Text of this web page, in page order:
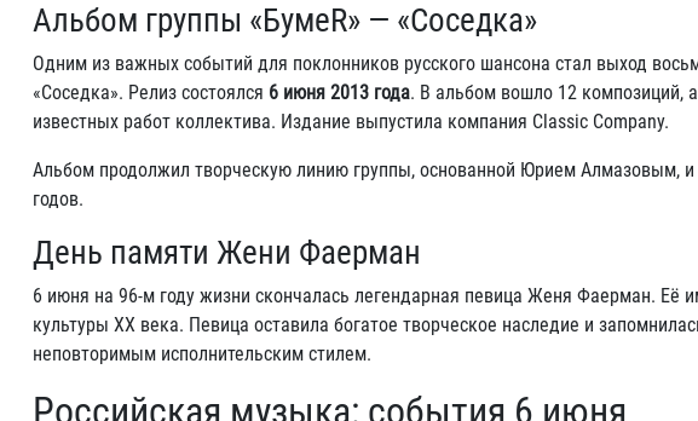
Альбом группы «БумеR» — «Соседка»
Одним из важных событий для поклонников русского шансона стал выход
«Соседка». Релиз состоялся 6 июня 2013 года. В альбом вошло 12 композиций,
известных работ коллектива. Издание выпустила компания Classic Company.
Альбом продолжил творческую линию группы, основанной Юрием Алмазовым,
годов.
День памяти Жени Фаерман
6 июня на 96-м году жизни скончалась легендарная певица Женя Фаерман. Её
культуры XX века. Певица оставила богатое творческое наследие и
неповторимым исполнительским стилем.
Российская музыка: события 6 июня